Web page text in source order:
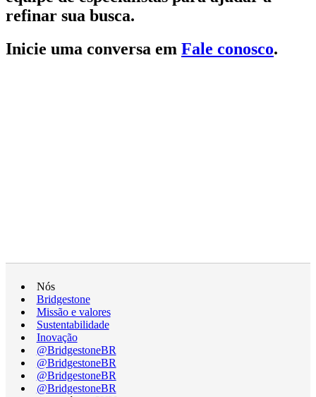
refinar sua busca.
Inicie uma conversa em Fale conosco.
Nós
Bridgestone
Missão e valores
Sustentabilidade
Inovação
@BridgestoneBR
@BridgestoneBR
@BridgestoneBR
@BridgestoneBR